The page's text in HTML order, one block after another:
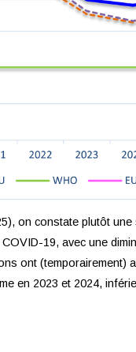
on constate plutôt une
19, avec une
ont (temporairement)
en 2023 et 2024,